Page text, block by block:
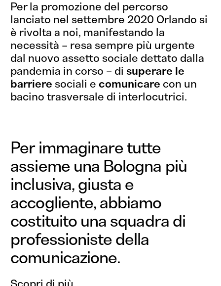
Per la promozione del percorso
lanciato nel settembre 2020 Orlando si
è rivolta a noi, manifestando la
necessità – resa sempre più urgente
dal nuovo assetto sociale dettato dalla
pandemia in corso – disuperare le
barriere sociali ecomunicare con un
bacino trasversale di interlocutrici.
Per immaginare tutte
assieme una Bologna più
inclusiva, giusta e
accogliente, abbiamo
costituito una squadra di
professioniste della
comunicazione.